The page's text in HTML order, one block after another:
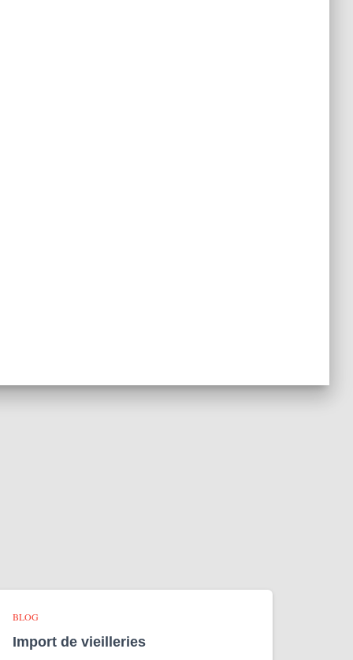
BLOG
Import de vieilleries